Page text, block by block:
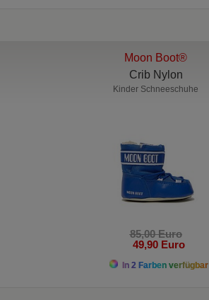
Moon Boot®
Crib Nylon
Kinder Schneeschuhe
85,00 Euro
49,90 Euro
In 2 Farben verfügbar